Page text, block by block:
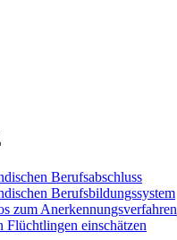
Berufsabschluss
Berufsbildungssystem
zum Anerkennungsverfahren
einschätzen